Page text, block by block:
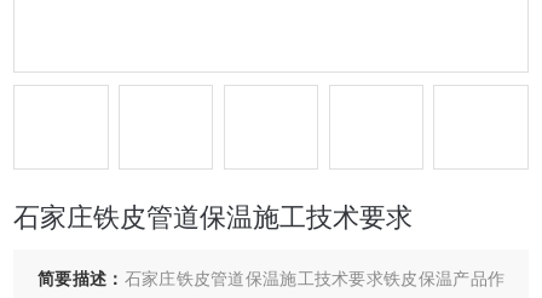
石家庄铁皮管道保温施工技术要求
简要描述： 石家庄铁皮管道保温施工技术要求铁皮保温产品作